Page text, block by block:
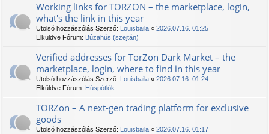
Working links for ТОRZON – the marketplace, login,
what's the link in this year
Utolsó hozzászólás Szerző: Louisbaila « 2026.07.16. 01:25
Elküldve Fórum: Búzahús (szejtán)
Verified addresses for TorZon Dark Market – the
marketplace, login, where to find in this year
Utolsó hozzászólás Szerző: Louisbaila « 2026.07.16. 01:24
Elküldve Fórum: Húspótlók
TORZon – A next-gen trading platform for exclusive
goods
Utolsó hozzászólás Szerző: Louisbaila « 2026.07.16. 01:17